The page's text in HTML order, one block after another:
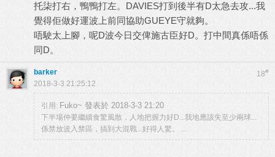
托柒打右，鴨鴨打左。DAVIES打到後半有D太急去攻...我
覺得佢做好運波上前同協助GUEYE守就夠。
唔駛太上腳，呢D波今日交俾施古臣好D。打中間真係唔係
同D。
18#
barker
2018-3-3 21:25:12
引用: Fuko~ 發表於 2018-3-3 21:20
下半場仲要繼續食驚風散，人地把握力好D...我地應該失至少兩球...
係禁放波入禁區，搞到大混戰...好得人驚。 ...